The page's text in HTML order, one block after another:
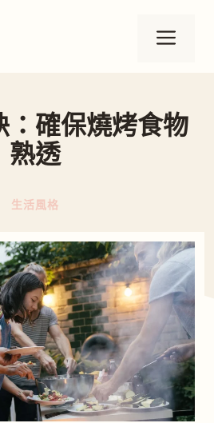
選
：確保燒烤食物
熟透
生活風格